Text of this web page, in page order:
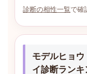
診断の相性一覧で確
モデルヒョ
イ診断ラン